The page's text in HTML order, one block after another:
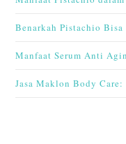
Benarkah Pistachio
Manfaat Serum Anti
Jasa Maklon Body